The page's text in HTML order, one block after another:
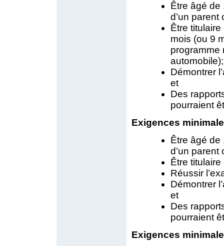
Être âgé de
d’un parent
Être
mois (ou 9
programme
automobile);
Démontrer
et
Des
pourraient
Exigences
Être âgé de
d’un parent
Être titulaire
Réussir
Démontrer
et
Des
pourraient
Exigences